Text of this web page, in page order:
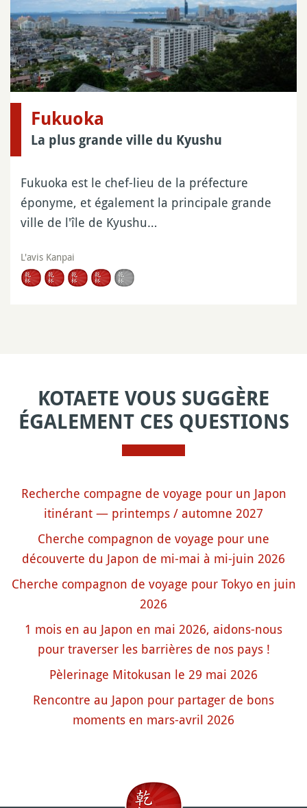
Fukuoka
La plus grande ville du Kyushu
Fukuoka est le chef-lieu de la préfecture
éponyme, et également la principale grande
ville de l'île de Kyushu…
L'avis Kanpai
KOTAETE VOUS SUGGÈRE
ÉGALEMENT CES QUESTIONS
Recherche compagne de voyage pour un Japon
itinérant — printemps / automne 2027
Cherche compagnon de voyage pour une
découverte du Japon de mi-mai à mi-juin 2026
Cherche compagnon de voyage pour Tokyo en juin
2026
1 mois en au Japon en mai 2026, aidons-nous
pour traverser les barrières de nos pays !
Pèlerinage Mitokusan le 29 mai 2026
Rencontre au Japon pour partager de bons
moments en mars-avril 2026